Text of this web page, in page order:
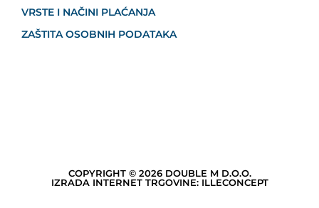
VRSTE I NAČINI PLAĆANJA
ZAŠTITA OSOBNIH PODATAKA
COPYRIGHT © 2026 DOUBLE M D.O.O.
IZRADA INTERNET TRGOVINE: ILLECONCEPT